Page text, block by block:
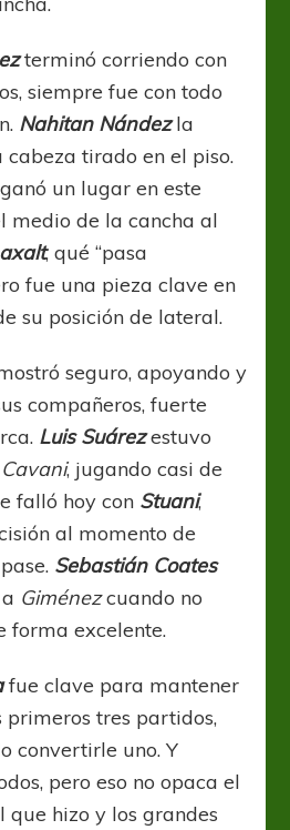
terminó corriendo con
siempre fue con todo
Nahitan Nándezla
cabeza tirado en el piso.
un lugar en este
medio de la cancha al
, qué “pasa
fue una pieza clave en
su posición de lateral.
seguro, apoyando y
compañeros, fuerte
Luis Suárezestuvo
Cavani, jugando casi de
falló hoy con Stuani,
al momento de
Sebastián Coates
Giménezcuando no
forma excelente.
fue clave para mantener
primeros tres partidos,
convertirle uno. Y
pero eso no opaca el
que hizo y los grandes